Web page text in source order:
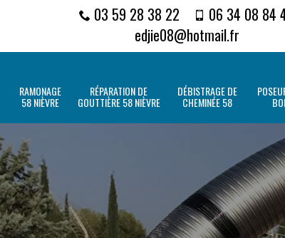
03 59 28 38 22
06 34 08 84
edjie08@hotmail.fr
RAMONAGE
58 NIÈVRE
RÉPARATION DE
GOUTTIÈRE 58 NIÈVRE
DÉBISTRAGE DE
CHEMINÉE 58